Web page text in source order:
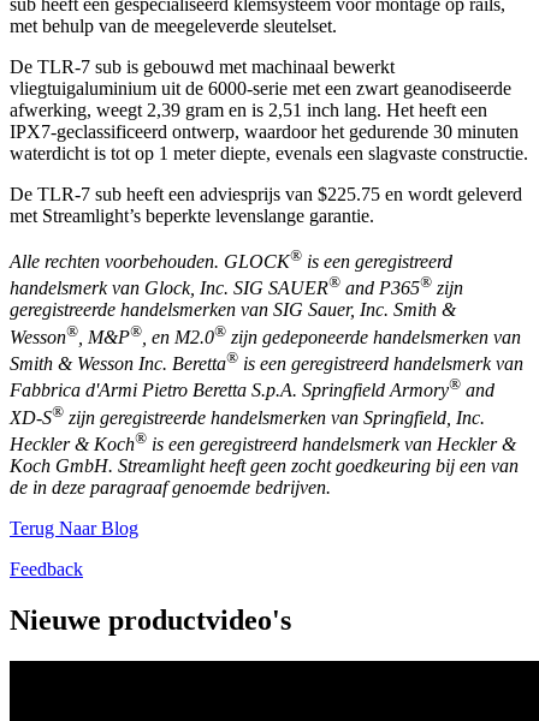
met behulp van de meegeleverde sleutelset.
De TLR-7 sub is gebouwd met machinaal bewerkt
vliegtuigaluminium uit de 6000-serie met een zwart geanodiseerde
afwerking, weegt 2,39 gram en is 2,51 inch lang. Het heeft een
IPX7-geclassificeerd ontwerp, waardoor het gedurende 30 minuten
waterdicht is tot op 1 meter diepte, evenals een slagvaste constructie.
De TLR-7 sub heeft een adviesprijs van $225.75 en wordt geleverd
met Streamlight’s beperkte levenslange garantie.
Alle rechten voorbehouden. GLOCK® is een geregistreerd
handelsmerk van Glock, Inc. SIG SAUER® and P365® zijn
geregistreerde handelsmerken van SIG Sauer, Inc. Smith &
Wesson® , M&P® , en M2.0® zijn gedeponeerde handelsmerken van
Smith & Wesson Inc. Beretta® is een geregistreerd handelsmerk van
Fabbrica d'Armi Pietro Beretta S.p.A. Springfield Armory® and
XD-S® zijn geregistreerde handelsmerken van Springfield, Inc.
Heckler & Koch® is een geregistreerd handelsmerk van Heckler &
Koch GmbH. Streamlight heeft geen zocht goedkeuring bij een van
de in deze paragraaf genoemde bedrijven.
Terug Naar Blog
Feedback
Nieuwe productvideo's